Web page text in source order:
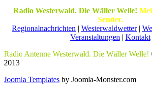
Radio Westerwald. Die Wäller Welle!
Sender.
Regionalnachrichten | Westerwaldwetter|
Veranstaltungen | Kontakt
Radio Antenne Westerwald. Die Wäller Welle!
2013
Joomla Templates by Joomla-Monster.com